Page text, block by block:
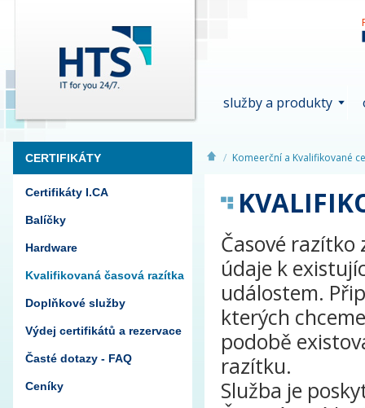
služby a produkty
CERTIFIKÁTY
Certifikáty I.CA
Balíčky
Hardware
Kvalifikovaná časová razítka
Doplňkové služby
Výdej certifikátů a rezervace
Časté dotazy - FAQ
Ceníky
Komeerční a Kvalifikované
Časové
údaje k
událostem.
kterých
podobě
razítku.
Služba je